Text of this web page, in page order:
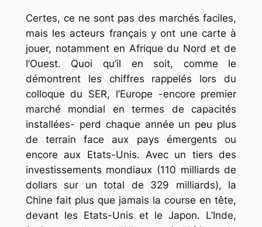
Certes, ce ne sont pas des marchés faciles,
mais les acteurs français y ont une carte à
jouer, notamment en Afrique du Nord et de
l’Ouest. Quoi qu’il en soit, comme le
démontrent les chiffres rappelés lors du
colloque du SER, l’Europe -encore premier
marché mondial en termes de capacités
installées- perd chaque année un peu plus
de terrain face aux pays émergents ou
encore aux Etats-Unis. Avec un tiers des
investissements mondiaux (110 milliards de
dollars sur un total de 329 milliards), la
Chine fait plus que jamais la course en tête,
devant les Etats-Unis et le Japon. L’Inde,